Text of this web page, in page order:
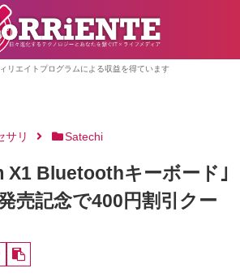
リエイトプログラムによる収益を得ています
サリ Satechi
X1 Bluetoothキーボード｣
売記念で400円割引クー